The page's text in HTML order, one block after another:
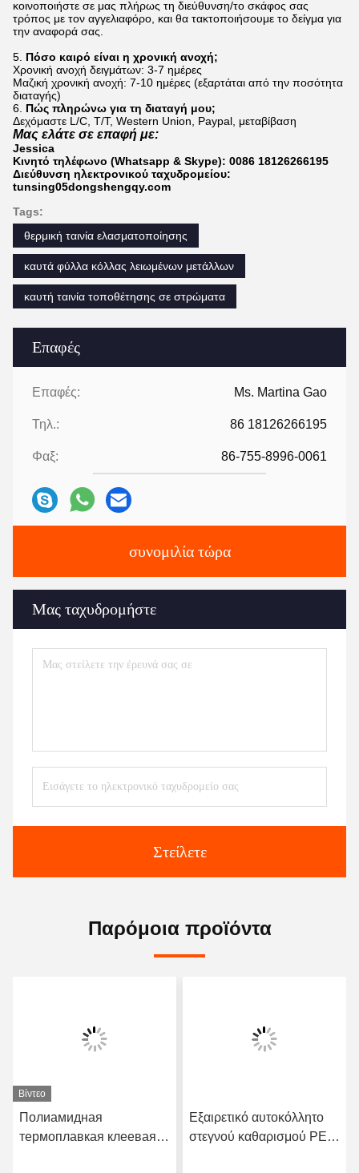
Επαφές
Επαφές: Ms. Martina Gao
Τηλ.: 86 18126266195
Φαξ: 86-755-8996-0061
συνομιλία τώρα
Μας ταχυδρομήστε
Στείλετε
κοινοποιήστε σε μας πλήρως τη διεύθυνση/το σκάφος σας
τρόπος με τον αγγελιαφόρο, και θα τακτοποιήσουμε το δείγμα για
την αναφορά σας.
5. Πόσο καιρό είναι η χρονική ανοχή;
Χρονική ανοχή δειγμάτων: 3-7 ημέρες
Μαζική χρονική ανοχή: 7-10 ημέρες (εξαρτάται από την ποσότητα
διαταγής)
6. Πώς πληρώνω για τη διαταγή μου;
Δεχόμαστε L/C, T/T, Western Union, Paypal, μεταβίβαση
Μας ελάτε σε επαφή με:
Jessica
Κινητό τηλέφωνο (Whatsapp & Skype): 0086 18126266195
Διεύθυνση ηλεκτρονικού ταχυδρομείου:
tunsing05dongshengqy.com
Tags:
θερμική ταινία ελασματοποίησης
καυτά φύλλα κόλλας λειωμένων μετάλλων
καυτή ταινία τοποθέτησης σε στρώματα
Παρόμοια προϊόντα
Βίντεο
Полиамидная
термоплавкая клеевая
Εξαιρετικό αυτοκόλλητο
στεγνού καθαρισμού PES